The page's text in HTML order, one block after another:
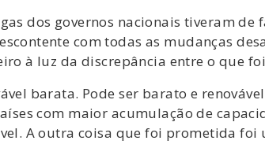
dos governos nacionais tiveram de
com todas as mudanças
à luz da discrepância entre o que
barata. Pode ser barato e
com maior acumulação de
A outra coisa que foi prometida foi